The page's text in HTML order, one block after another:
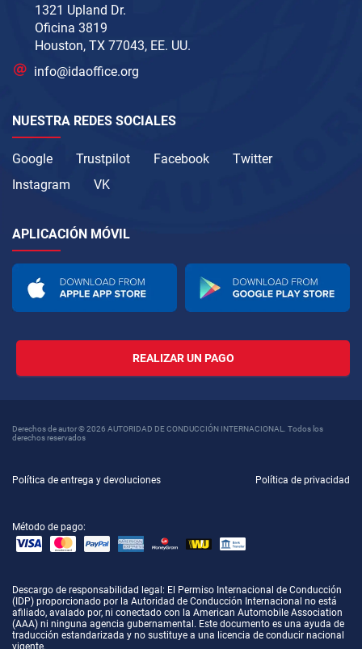
1321 Upland Dr.
Oficina 3819
Houston, TX 77043, EE. UU.
info@idaoffice.org
NUESTRA REDES SOCIALES
Google Trustpilot Facebook
Twitter
Instagram
VK
APLICACIÓN MÓVIL
REALIZAR UN PAGO
Derechos de autor © 2026 AUTORIDAD DE CONDUCCIÓN INTERNACIONAL. Todos los
derechos reservados
Política de entrega y devoluciones Política de privacidad
Método de pago:
Descargo de responsabilidad legal : El Permiso Internacional de Conducción
(IDP) proporcionado por la Autoridad de Conducción Internacional no está
afiliado, avalado por, ni conectado con la American Automobile Association
(AAA) ni ninguna agencia gubernamental. Este documento es una ayuda de
traducción estandarizada y no sustituye a una licencia de conducir nacional
vigente.